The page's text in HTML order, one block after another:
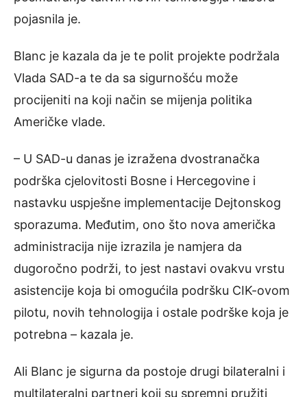
pojasnila je.
Blanc je kazala da je te polit projekte podržala
Vlada SAD-a te da sa sigurnošću može
procijeniti na koji način se mijenja politika
Američke vlade.
– U SAD-u danas je izražena dvostranačka
podrška cjelovitosti Bosne i Hercegovine i
nastavku uspješne implementacije Dejtonskog
sporazuma. Međutim, ono što nova američka
administracija nije izrazila je namjera da
dugoročno podrži, to jest nastavi ovakvu vrstu
asistencije koja bi omogućila podršku CIK-ovom
pilotu, novih tehnologija i ostale podrške koja je
potrebna – kazala je.
Ali Blanc je sigurna da postoje drugi bilateralni i
multilateralni partneri koji su spremni pružiti